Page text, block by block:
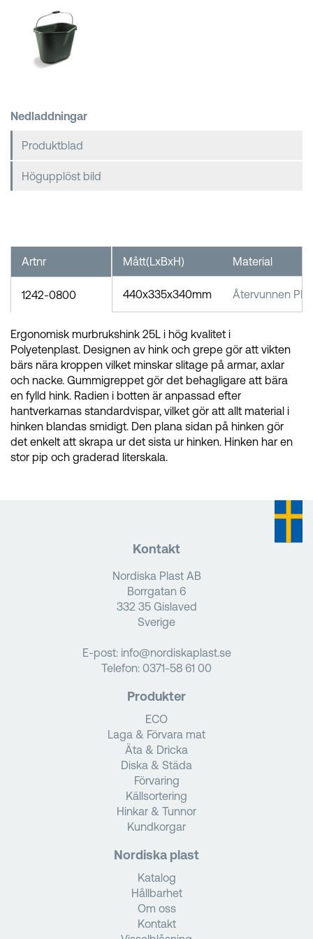
Kundkorgar
Nedladdningar
Produktblad
Högupplöst bild
Mått(LxBxH) Material
440x335x340mm Återvunnen
Artnr
1242-0800
Ergonomisk murbrukshink 25L i hög kvalitet i
Polyetenplast. Designen av hink och grepe gör att vikten
bärs nära kroppen vilket minskar slitage på armar, axlar
och nacke. Gummigreppet gör det behagligare att bära
en fylld hink. Radien i botten är anpassad efter
hantverkarnas standardvispar, vilket gör att allt material i
hinken blandas smidigt. Den plana sidan på hinken gör
det enkelt att skrapa ur det sista ur hinken. Hinken har en
stor pip och graderad literskala.
Kontakt
Nordiska Plast AB
Borrgatan 6
332 35 Gislaved
Sverige
E-post: info@nordiskaplast.se
Telefon: 0371-58 61 00
Produkter
ECO
Laga & Förvara mat
Äta & Dricka
Diska & Städa
Förvaring
Källsortering
Hinkar & Tunnor
Kundkorgar
Nordiska plast
Katalog
Hållbarhet
Om oss
Kontakt